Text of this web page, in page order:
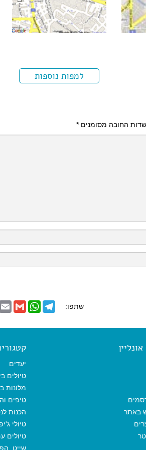
למפות נוספות
שדות החובה מסומנים *
שתפו:
E
m
i
G
m
i
W
h
t
T
e
e
באתר
יעדים
טיולים
מלונות
טיפים
הכנות
טיולי
טיולים
שייט,